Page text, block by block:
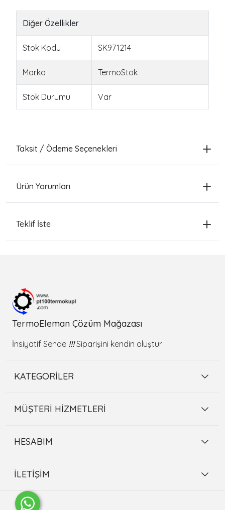
Diğer Özellikler
Stok Kodu SK971214
Marka TermoStok
Stok Durumu Var
Taksit / Ödeme Seçenekleri
Ürün Yorumları
Teklif İste
TermoEleman Çözüm Mağazası
İnsiyatif Sende !!!Siparişini kendin oluştur
KATEGORİLER
MÜŞTERİ HİZMETLERİ
HESABIM
İLETİŞİM